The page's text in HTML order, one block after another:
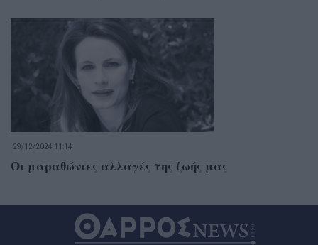
29/12/2024 11:14
Οι μαραθώνιες αλλαγές της ζωής μας